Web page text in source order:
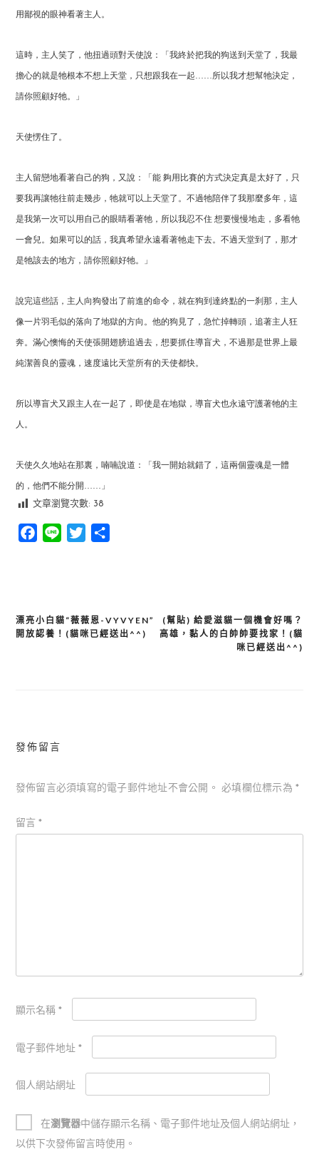
用鄙視的眼神看著主人。
這時，主人笑了，他扭過頭對天使說：「 我終於把我的狗送到天堂了，我最
擔心的就是牠根本不想上天堂，只想跟我在一起……所以我才想幫牠決定，
請你照顧好牠。」
天使愣住了。
主人留戀地看著自己的狗，又說：「 能 夠用比賽的方式決定真是太好了，只
要我再讓牠往前走幾步，牠就可以上天堂了。不過牠陪伴了我那麼多年，這
是我第一次可以用自己的眼睛看著牠，所以我忍不住 想要慢慢地走，多看牠
一會兒。如果可以的話，我真希望永遠看著牠走下去。不過天堂到了，那才
是牠該去的地方，請你照顧好牠。」
說完這些話，主人向狗發出了前進的命令，就在狗到達終點的一刹那，主人
像一片羽毛似的落向了地獄的方向。他的狗見了，急忙掉轉頭，追著主人狂
奔。滿心懊悔的天使張開翅膀追過去，想要抓住導盲犬，不過那是世界上最
純潔善良的靈魂，速度遠比天堂所有的天使都快。
所以導盲犬又跟主人在一起了，即使是在地獄，導盲犬也永遠守護著牠的主
人。
天使久久地站在那裏，喃喃說道：「 我一開始就錯了，這兩個靈魂是一體
的，他們不能分開 ……」
文章瀏覽次數: 38
Facebook
Line Twitter
文
(幫貼) 給愛滋貓一個機會好嗎？
高雄，黏人的白帥帥要找家！(貓
咪已經送出^^)
漂亮小白貓“薇薇恩-VYVYEN”
開放認養！(貓咪已經送出^^)
發佈留言
發佈留言必須填寫的電子郵件地址不會公開。 必填欄位標示為*
留言 *
顯示名稱 *
電子郵件地址 *
個人網站網址
在瀏覽器中儲存顯示名稱、電子郵件地址及個人網站網址，
以供下次發佈留言時使用。